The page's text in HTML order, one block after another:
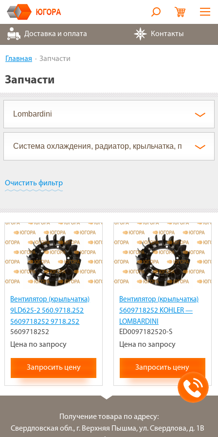
Оборудование
Контакты
О компании
Доставка и оплата Контакты
Главная Запчасти
Запчасти
Очистить фильтр
Вентилятор (крыльчатка)
9LD625-2 560.9718.252
5609718252 9718.252
9718252 ED0097182520-S
5609718252
Цена по запросу
Запросить цену
Вентилятор (крыльчатка)
5609718252 KOHLER —
LOMBARDINI
ED0097182520-S 9LD625,
9LD626,0 9LD561, 9718.252
ED0097182520-S
Цена по запросу
Запросить цену
Получение товара по адресу:
Свердловская обл., г. Верхняя Пышма, ул. Свердлова, д. 1В